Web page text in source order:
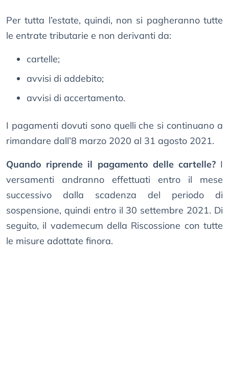
Per tutta l’estate, quindi, non si pagheranno tutte
le entrate tributarie e non derivanti da:
cartelle;
avvisi di addebito;
avvisi di accertamento.
I pagamenti dovuti sono quelli che si continuano a
rimandare dall’8 marzo 2020 al 31 agosto 2021.
Quando riprende il pagamento delle cartelle?I
versamenti andranno effettuati entro il mese
successivo dalla scadenza del periodo di
sospensione, quindi entro il 30 settembre 2021. Di
seguito, il vademecum della Riscossione con tutte
le misure adottate finora.